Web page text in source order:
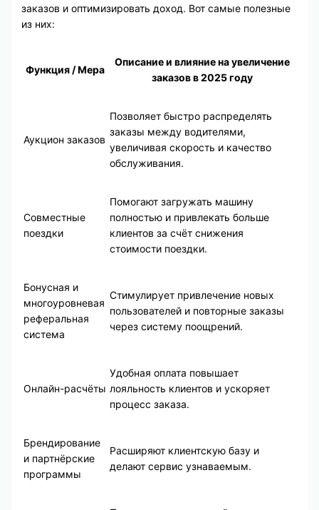
заказов и оптимизировать доход. Вот самые полезные
из них:
Функция / Мера
Описание и влияние на увеличение
заказов в 2025 году
Аукцион заказов
Позволяет быстро распределять
заказы между водителями,
увеличивая скорость и качество
обслуживания.
Совместные
поездки
Помогают загружать машину
полностью и привлекать больше
клиентов за счёт снижения
стоимости поездки.
Бонусная и
многоуровневая
реферальная
система
Стимулирует привлечение новых
пользователей и повторные заказы
через систему поощрений.
Онлайн-расчёты
Удобная оплата повышает
лояльность клиентов и ускоряет
процесс заказа.
Брендирование
и партнёрские
программы
Расширяют клиентскую базу и
делают сервис узнаваемым.